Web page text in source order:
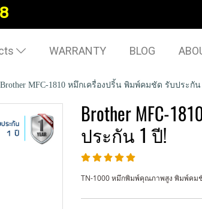
WARRANTY BLOG
Brother MFC-1810 หมึกเครื่องปริ้น พิมพ์คมชัด รับประกัน
Brother MFC-
ประกัน 1 ปี!
TN-1000 หมึกพิมพ์คุณภาพสูง พิมพ์คมชัด